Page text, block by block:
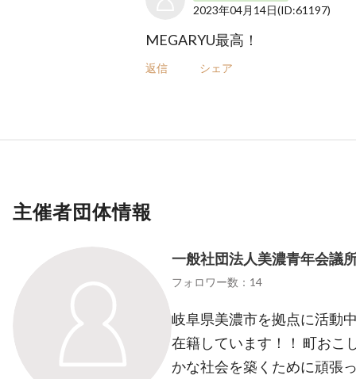
2023年04月14日(ID:61197)
MEGARYU最高！
返信 シェア
主催者団体情報
一般社団法人美濃青年会議
フォロワー数：14
岐阜県美濃市を拠点に活動
在籍しています！！ 町おこ
かな社会を築くために頑張